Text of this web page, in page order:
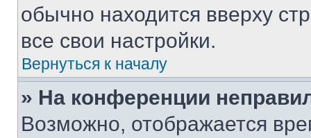
обычно находится вверху
все свои настройки.
Вернуться к началу
» На конференции
Возможно, отображается